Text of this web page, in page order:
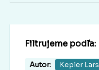
Filtrujeme podľa:
Autor: Kepler Lars